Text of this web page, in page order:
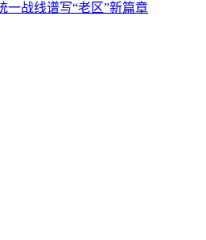
一战线谱写“老区”新篇章